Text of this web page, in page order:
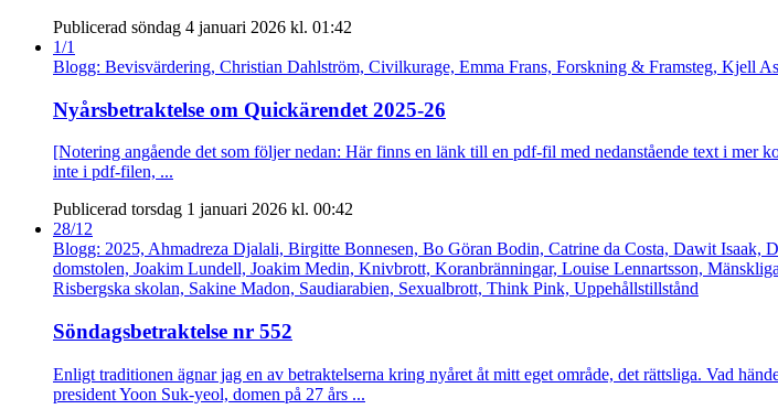
Publicerad söndag 4 januari 2026 kl. 01:42
1/1
Blogg: Bevisvärdering, Christian Dahlström, Civilkurage, Emma Frans, Forskning & Framsteg, Kjell
Nyårsbetraktelse om Quickärendet 2025-26
[Notering angående det som följer nedan: Här finns en länk till en pdf-fil med nedanstående text i
inte i pdf-filen, ...
Publicerad torsdag 1 januari 2026 kl. 00:42
28/12
Blogg: 2025, Ahmadreza Djalali, Birgitte Bonnesen, Bo Göran Bodin, Catrine da Costa, Dawit
domstolen, Joakim Lundell, Joakim Medin, Knivbrott, Koranbränningar, Louise Lennartsson,
Risbergska skolan, Sakine Madon, Saudiarabien, Sexualbrott, Think Pink, Uppehållstillstånd
Söndagsbetraktelse nr 552
Enligt traditionen ägnar jag en av betraktelserna kring nyåret åt mitt eget område, det rättsliga. Vad
president Yoon Suk-yeol, domen på 27 års ...